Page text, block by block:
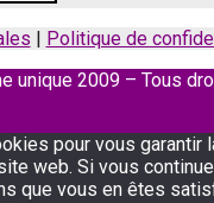
| Politique de
unique 2009 – Tous
pour vous garantir
web. Si vous
que vous en êtes